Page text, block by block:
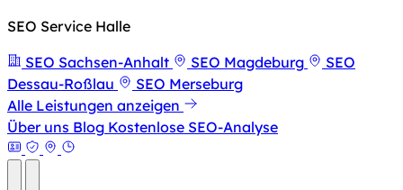
SEO Service Halle
SEO Sachsen-Anhalt
SEO Magdeburg
SEO
Dessau-Roßlau
SEO Merseburg
Alle Leistungen anzeigen
Über uns Blog Kostenlose SEO-Analyse